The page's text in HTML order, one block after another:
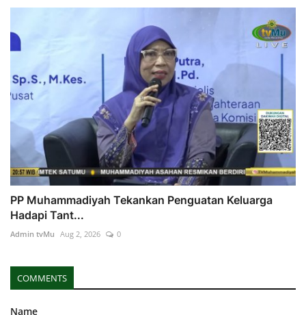
PP Muhammadiyah Tekankan Penguatan Keluarga
Hadapi Tant...
Admin tvMu Aug 2, 2026 0
COMMENTS
Name